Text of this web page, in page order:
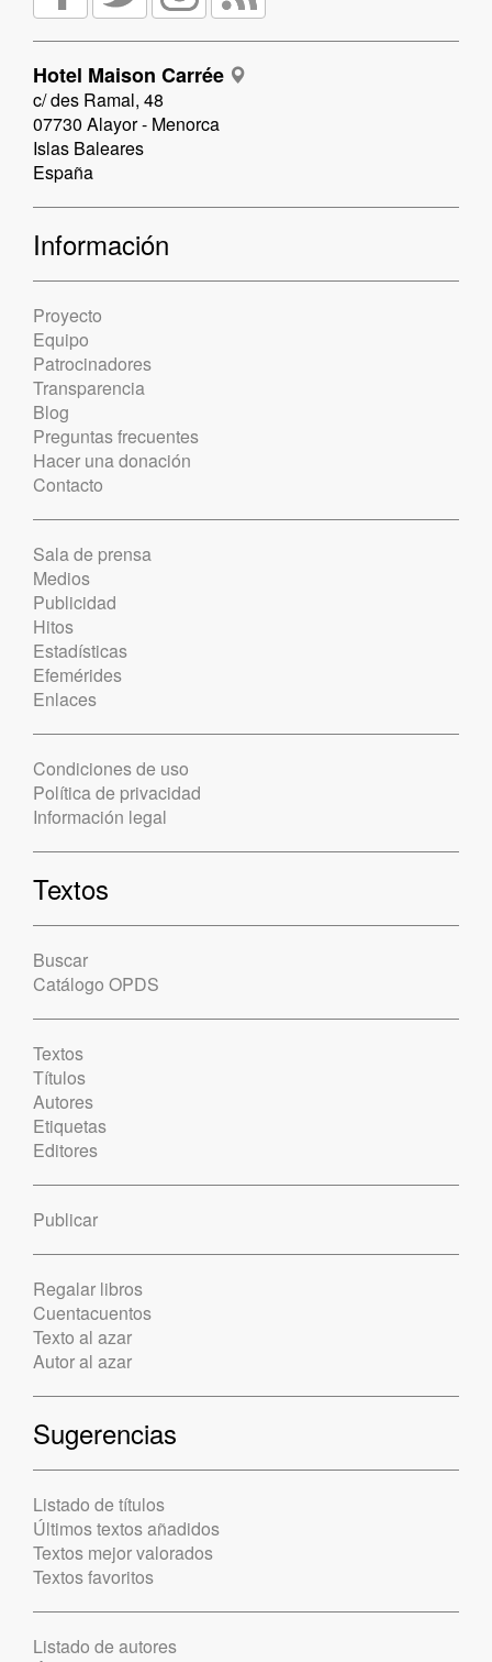
Hotel Maison Carrée
c/ des Ramal, 48
07730 Alayor - Menorca
Islas Baleares
España
Información
Proyecto
Equipo
Patrocinadores
Transparencia
Blog
Preguntas frecuentes
Hacer una donación
Contacto
Sala de prensa
Medios
Publicidad
Hitos
Estadísticas
Efemérides
Enlaces
Condiciones de uso
Política de privacidad
Información legal
Textos
Buscar
Catálogo OPDS
Textos
Títulos
Autores
Etiquetas
Editores
Publicar
Regalar libros
Cuentacuentos
Texto al azar
Autor al azar
Sugerencias
Listado de títulos
Últimos textos añadidos
Textos mejor valorados
Textos favoritos
Listado de autores